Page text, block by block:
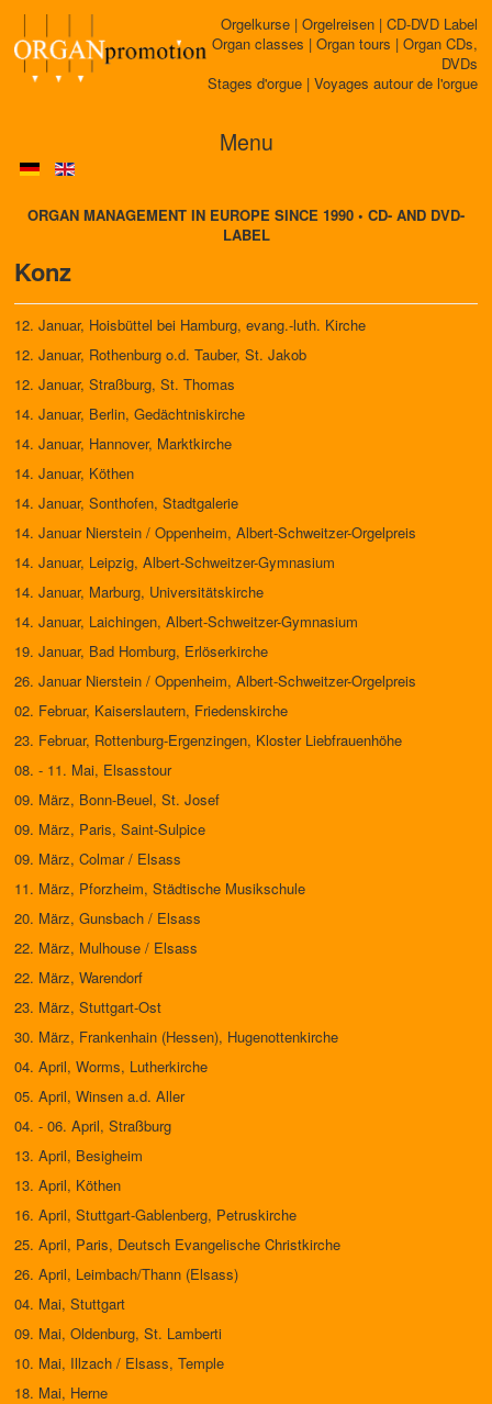
Orgelkurse | Orgelreisen | CD-DVD Label
Organ classes | Organ tours | Organ CDs,
DVDs
Stages d'orgue | Voyages autour de l'orgue
Menu
ORGAN MANAGEMENT IN EUROPE SINCE 1990 • CD- AND DVD-
LABEL
Konz
12. Januar, Hoisbüttel bei Hamburg, evang.-luth. Kirche
12. Januar, Rothenburg o.d. Tauber, St. Jakob
12. Januar, Straßburg, St. Thomas
14. Januar, Berlin, Gedächtniskirche
14. Januar, Hannover, Marktkirche
14. Januar, Köthen
14. Januar, Sonthofen, Stadtgalerie
14. Januar Nierstein / Oppenheim, Albert-Schweitzer-Orgelpreis
14. Januar, Leipzig, Albert-Schweitzer-Gymnasium
14. Januar, Marburg, Universitätskirche
14. Januar, Laichingen, Albert-Schweitzer-Gymnasium
19. Januar, Bad Homburg, Erlöserkirche
26. Januar Nierstein / Oppenheim, Albert-Schweitzer-Orgelpreis
02. Februar, Kaiserslautern, Friedenskirche
23. Februar, Rottenburg-Ergenzingen, Kloster Liebfrauenhöhe
08. - 11. Mai, Elsasstour
09. März, Bonn-Beuel, St. Josef
09. März, Paris, Saint-Sulpice
09. März, Colmar / Elsass
11. März, Pforzheim, Städtische Musikschule
20. März, Gunsbach / Elsass
22. März, Mulhouse / Elsass
22. März, Warendorf
23. März, Stuttgart-Ost
30. März, Frankenhain (Hessen), Hugenottenkirche
04. April, Worms, Lutherkirche
05. April, Winsen a.d. Aller
04. - 06. April, Straßburg
13. April, Besigheim
13. April, Köthen
16. April, Stuttgart-Gablenberg, Petruskirche
25. April, Paris, Deutsch Evangelische Christkirche
26. April, Leimbach/Thann (Elsass)
04. Mai, Stuttgart
09. Mai, Oldenburg, St. Lamberti
10. Mai, Illzach / Elsass, Temple
18. Mai, Herne